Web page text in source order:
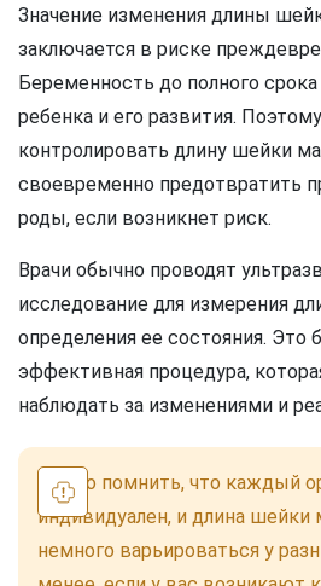
Значение изменения длины
заключается в риске
Беременность до полного
ребенка и его развития.
контролировать длину шейки
своевременно предотвратить
роды, если возникнет риск.
Врачи обычно проводят
исследование для измерения
определения ее состояния. Это
эффективная процедура,
наблюдать за изменениями и
Важно помнить, что каждый
индивидуален, и длина
немного варьироваться у